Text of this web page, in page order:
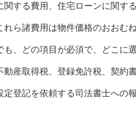
する費用、住宅ローンに関す
ら諸費用は物件価格のおおむ
、どの項目が必須で、どこに
産取得税、登録免許税、契約
登記を依頼する司法書士への